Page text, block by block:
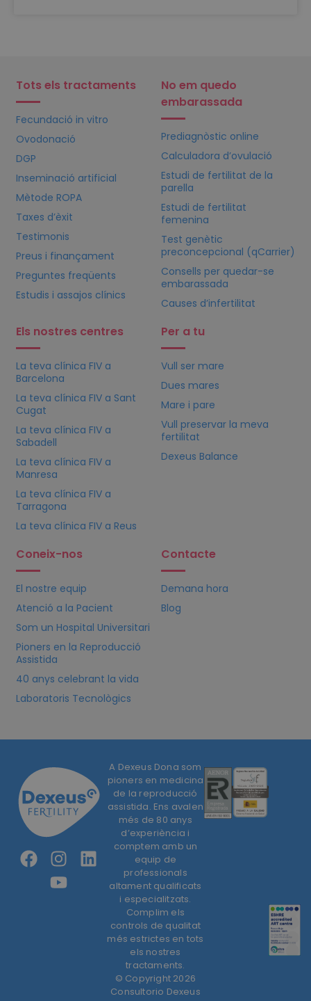
Tots els tractaments
Fecundació in vitro
Ovodonació
DGP
Inseminació artificial
Mètode ROPA
Taxes d’èxit
Testimonis
Preus i finançament
Preguntes freqüents
Estudis i assajos clínics
No em quedo
embarassada
Prediagnòstic online
Calculadora d’ovulació
Estudi de fertilitat de la
parella
Estudi de fertilitat
femenina
Test genètic
preconcepcional (qCarrier)
Consells per quedar-se
embarassada
Causes d’infertilitat
Els nostres centres
La teva clínica FIVa
Barcelona
La teva clínica FIVa Sant
Cugat
La teva clínica FIVa
Sabadell
La teva clínica FIVa
Manresa
La teva clínica FIVa
Tarragona
La teva clínica FIVa Reus
Per a tu
Vull ser mare
Dues mares
Mare i pare
Vull preservar la meva
fertilitat
Dexeus Balance
Coneix-nos
El nostre equip
Atenció a la Pacient
Som un Hospital Universitari
Pioners en la Reproducció
Assistida
40 anys celebrant la vida
Laboratoris Tecnològics
Contacte
Demana hora
Blog
A Dexeus Dona som
pioners en medicina
de la reproducció
assistida. Ens avalen
més de 80 anys
d’experiència i
comptem amb un
equip de
professionals
altament qualificats
i especialitzats.
Complim els
controls de qualitat
més estrictes en tots
els nostres
tractaments.
© Copyright 2026
Consultorio Dexeus